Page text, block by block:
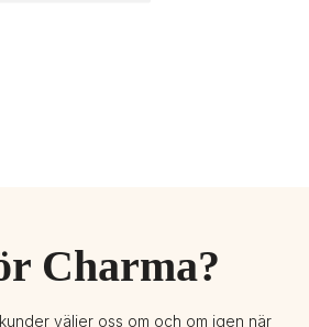
Charma?
väljer oss om och om igen när